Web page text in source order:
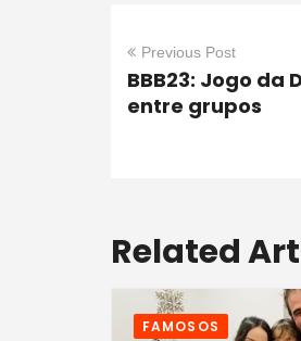
Previous Post
BBB23: Jogo
entre grupos
Related
FAMOSOS